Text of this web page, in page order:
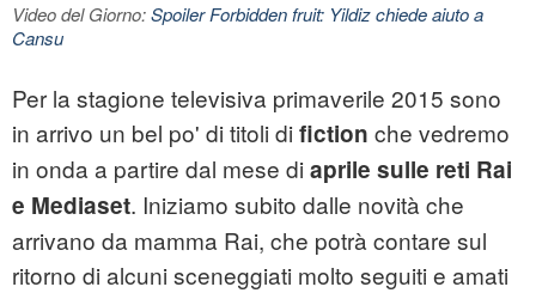
Video del Giorno:Spoiler Forbidden fruit: Yildiz chiede aiuto a
Cansu
Per la stagione televisiva primaverile 2015 sono
in arrivo un bel po' di titoli di fiction che vedremo
in onda a partire dal mese di aprile sulle reti Rai
e Mediaset. Iniziamo subito dalle novità che
arrivano da mamma Rai, che potrà contare sul
ritorno di alcuni sceneggiati molto seguiti e amati